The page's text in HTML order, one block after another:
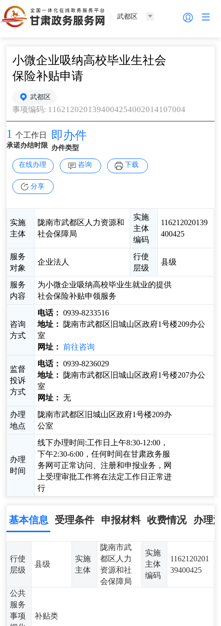
武都区
小微企业吸纳高校毕业生社会
保险补贴申请
武都区
事项编码: 1162120201394004254002014107004
1 个工作日
承诺办结时限
即办件
办件类型
在线办理 咨询 下载
分享
实施
主体
陇南市武都区人力资源和
社会保障局
实施
主体
编码
116212020139
400425
服务
对象
企业法人
行使
层级
县级
服务
内容
为小微企业吸纳高校毕业生就业的提供
社会保险补贴申领服务
咨询
方式
电话： 0939-8233516
地址：
陇南市武都区旧城山区政府1号楼209办公
室
网址： 前往咨询
监督
投诉
方式
电话： 0939-8236029
地址：
陇南市武都区旧城山区政府1号楼207办公
室
网址： 无
办理
地点
陇南市武都区旧城山区政府1号楼209办
公室
办理
时间
线下办理时间:工作日上午8:30-12:00，
下午2:30-6:00，任何时间在甘肃政务服
务网可正常访问、注册和申报业务，网
上受理审批工作将在法定工作日正常进
行
基本信息 受理条件 申报材料 收费情况 办理
行使
层级
县级
实施
主体
陇南市武
都区人力
资源和社
会保障局
实施
主体
编码
1162120201
39400425
公共
服务
事项
补贴类